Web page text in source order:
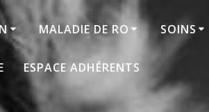
MALADIE DE RO SOINS
ESPACE ADHÉRENTS